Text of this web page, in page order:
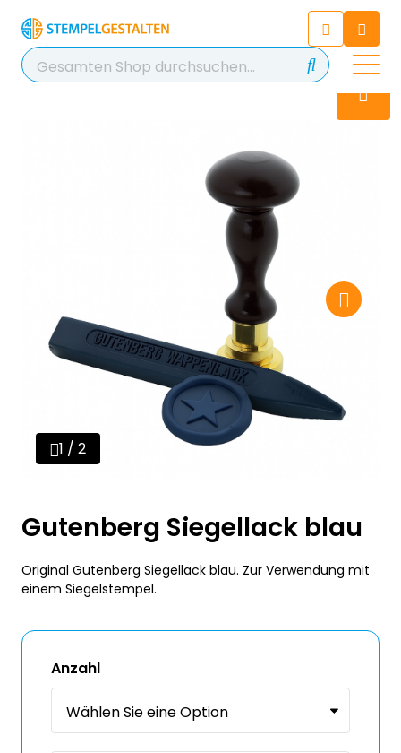
Chatten Sie 24/7 mit unserem
hilfreichen Chatbot
Kontakt
+49 2038 0480 403
1 / 2
Gutenberg Siegellack blau
Original Gutenberg Siegellack blau. Zur Verwendung mit
einem Siegelstempel.
Anzahl